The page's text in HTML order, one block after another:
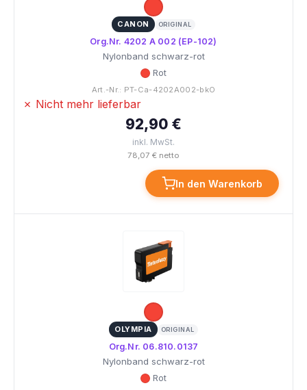
CANON ORIGINAL
Org.Nr. 4202 A 002 (EP-102)
Nylonband schwarz-rot
Rot
Art.-Nr.: PT-Ca-4202A002-bkO
✗ Nicht mehr lieferbar
92,90 €
inkl. MwSt.
78,07 € netto
In den Warenkorb
OLYMPIA ORIGINAL
Org.Nr. 06.810.0137
Nylonband schwarz-rot
Rot